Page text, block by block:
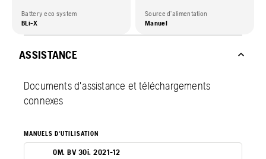
Battery eco system
BLi-X
Source d’alimentation
Manuel
ASSISTANCE
Documents d'assistance et téléchargements
connexes
MANUELS D'UTILISATION
OM. BV 30i. 2021-12